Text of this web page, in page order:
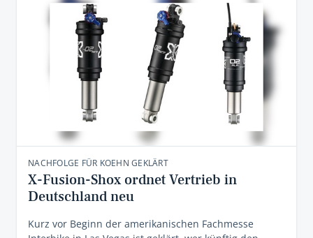
NACHFOLGE FÜR KOEHN GEKLÄRT
X-Fusion-Shox ordnet Vertrieb in
Deutschland neu
Kurz vor Beginn der amerikanischen Fachmesse